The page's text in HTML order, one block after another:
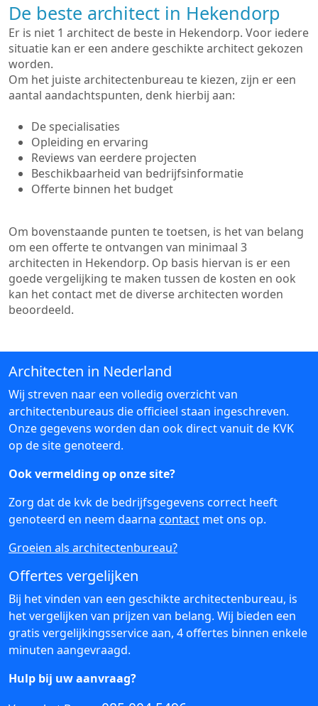
De beste architect in Hekendorp
Er is niet 1 architect de beste in Hekendorp. Voor iedere
situatie kan er een andere geschikte architect gekozen
worden.
Om het juiste architectenbureau te kiezen, zijn er een
aantal aandachtspunten, denk hierbij aan:
De specialisaties
Opleiding en ervaring
Reviews van eerdere projecten
Beschikbaarheid van bedrijfsinformatie
Offerte binnen het budget
Om bovenstaande punten te toetsen, is het van belang
om een offerte te ontvangen van minimaal 3
architecten in Hekendorp. Op basis hiervan is er een
goede vergelijking te maken tussen de kosten en ook
kan het contact met de diverse architecten worden
beoordeeld.
Architecten in Nederland
Wij streven naar een volledig overzicht van
architectenbureaus die officieel staan ingeschreven.
Onze gegevens worden dan ook direct vanuit de KVK
op de site genoteerd.
Ook vermelding op onze site?
Zorg dat de kvk de bedrijfsgegevens correct heeft
genoteerd en neem daarna contact met ons op.
Groeien als architectenbureau?
Offertes vergelijken
Bij het vinden van een geschikte architectenbureau, is
het vergelijken van prijzen van belang. Wij bieden een
gratis vergelijkingsservice aan, 4 offertes binnen enkele
minuten aangevraagd.
Hulp bij uw aanvraag?